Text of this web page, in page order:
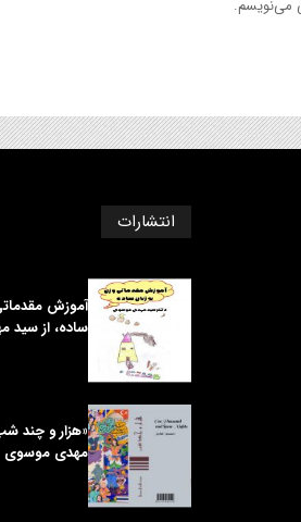
می‌نویسم.
انتشارات
آموزش
ساده، از
«هزار و چند
مهدی موسوی